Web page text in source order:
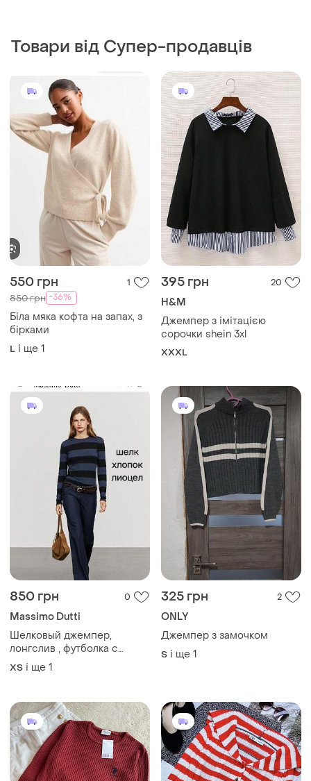
Товари від Супер-продавців
550 грн 1
850 грн -36%
Біла мяка кофта на запах, з
бірками
L і ще 1
395 грн 20
H&M
Джемпер з імітацією
сорочки shein 3xl
XXXL
850 грн 0
Massimo Dutti
Шелковый джемпер,
лонгслив , футболка с
длинным рукавом в полоску
massimo dutti (смесовый
ХS і ще 1
325 грн 2
ONLY
Джемпер з замочком
S і ще 1